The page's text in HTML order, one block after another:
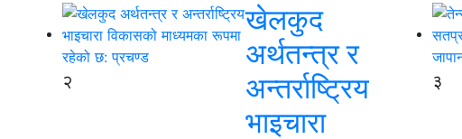
२
खेलकुद
अर्थतन्त्र र
अन्तर्राष्ट्रिय
भाइचारा
३